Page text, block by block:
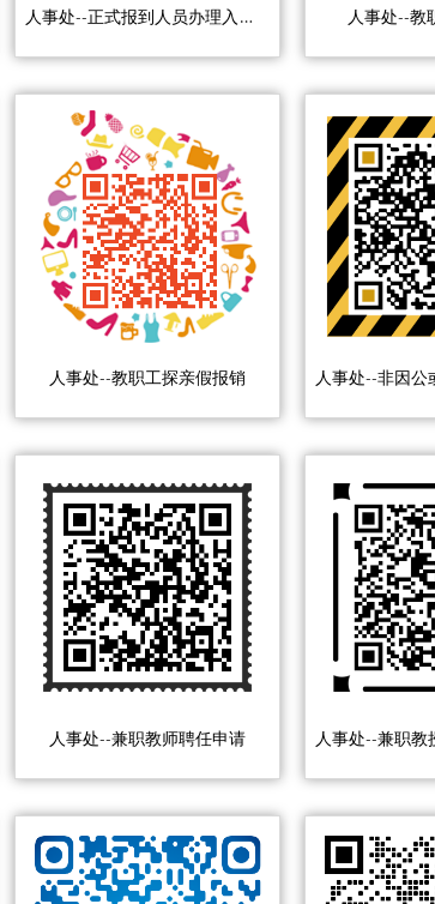
人事处--正式报到人员办理入职手续 人事处--教
人事处--教职工探亲假报销
人事处--兼职教师聘任申请